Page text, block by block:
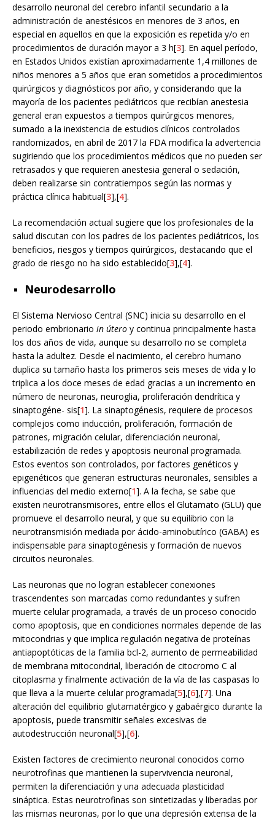
desarrollo neuronal del cerebro infantil secundario a la
administración de anestésicos en menores de 3 años, en
especial en aquellos en que la exposición es repetida y/o en
procedimientos de duración mayor a 3 h[3]. En aquel período,
en Estados Unidos existían aproximadamente 1,4 millones de
niños menores a 5 años que eran sometidos a procedimientos
quirúrgicos y diagnósticos por año, y considerando que la
mayoría de los pacientes pediátricos que recibían anestesia
general eran expuestos a tiempos quirúrgicos menores,
sumado a la inexistencia de estudios clínicos controlados
randomizados, en abril de 2017 la FDA modifica la advertencia
sugiriendo que los procedimientos médicos que no pueden ser
retrasados y que requieren anestesia general o sedación,
deben realizarse sin contratiempos según las normas y
práctica clínica habitual[3],[4].
La recomendación actual sugiere que los profesionales de la
salud discutan con los padres de los pacientes pediátricos, los
beneficios, riesgos y tiempos quirúrgicos, destacando que el
grado de riesgo no ha sido establecido[3],[4].
Neurodesarrollo
El Sistema Nervioso Central (SNC) inicia su desarrollo en el
periodo embrionario in útero y continua principalmente hasta
los dos años de vida, aunque su desarrollo no se completa
hasta la adultez. Desde el nacimiento, el cerebro humano
duplica su tamaño hasta los primeros seis meses de vida y lo
triplica a los doce meses de edad gracias a un incremento en
número de neuronas, neuroglia, proliferación dendrítica y
sinaptogéne- sis[1]. La sinaptogénesis, requiere de procesos
complejos como inducción, proliferación, formación de
patrones, migración celular, diferenciación neuronal,
estabilización de redes y apoptosis neuronal programada.
Estos eventos son controlados, por factores genéticos y
epigenéticos que generan estructuras neuronales, sensibles a
influencias del medio externo[1]. A la fecha, se sabe que
existen neurotransmisores, entre ellos el Glutamato (GLU) que
promueve el desarrollo neural, y que su equilibrio con la
neurotransmisión mediada por ácido-aminobutírico (GABA) es
indispensable para sinaptogénesis y formación de nuevos
circuitos neuronales.
Las neuronas que no logran establecer conexiones
trascendentes son marcadas como redundantes y sufren
muerte celular programada, a través de un proceso conocido
como apoptosis, que en condiciones normales depende de las
mitocondrias y que implica regulación negativa de proteínas
antiapoptóticas de la familia bcl-2, aumento de permeabilidad
de membrana mitocondrial, liberación de citocromo C al
citoplasma y finalmente activación de la vía de las caspasas lo
que lleva a la muerte celular programada[5],[6],[7]. Una
alteración del equilibrio glutamatérgico y gabaérgico durante la
apoptosis, puede transmitir señales excesivas de
autodestrucción neuronal[5],[6].
Existen factores de crecimiento neuronal conocidos como
neurotrofinas que mantienen la supervivencia neuronal,
permiten la diferenciación y una adecuada plasticidad
sináptica. Estas neurotrofinas son sintetizadas y liberadas por
las mismas neuronas, por lo que una depresión extensa de la